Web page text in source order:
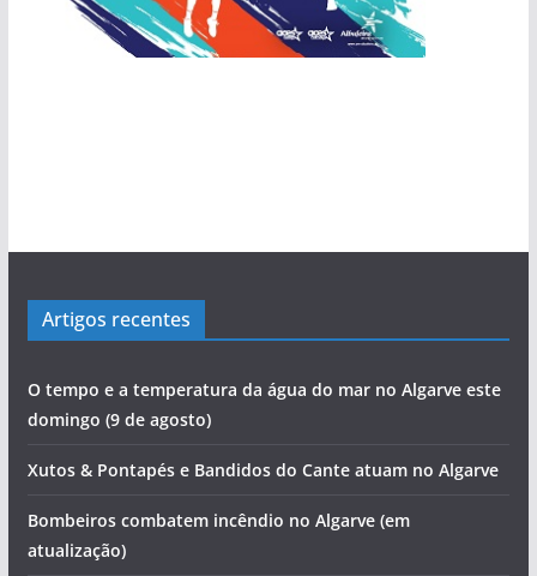
Artigos recentes
O tempo e a temperatura da água do mar no Algarve este
domingo (9 de agosto)
Xutos & Pontapés e Bandidos do Cante atuam no Algarve
Bombeiros combatem incêndio no Algarve (em
atualização)